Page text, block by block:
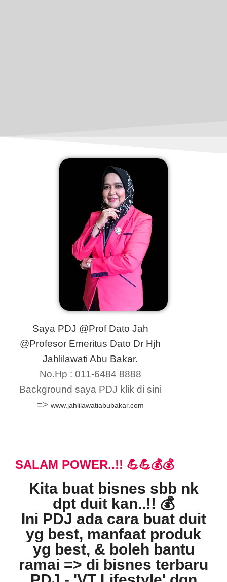
Saya PDJ @Prof Dato Jah
@Profesor Emeritus Dato Dr Hjh
Jahlilawati Abu Bakar.
No.Hp : 011-6484 8888
Background saya PDJ klik di sini
=> www.jahlilawatiabubakar.com
SALAM POWER..!! 💪💪💰💰
Kita buat bisnes sbb nk
dpt duit kan..!! 💰
Ini PDJ ada cara buat duit
yg best, manfaat produk
yg best, & boleh bantu
ramai => di bisnes terbaru